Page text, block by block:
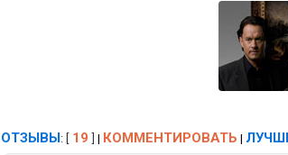
ОТЗЫВЫ: [ 19 | КОММЕНТИРОВАТЬ |